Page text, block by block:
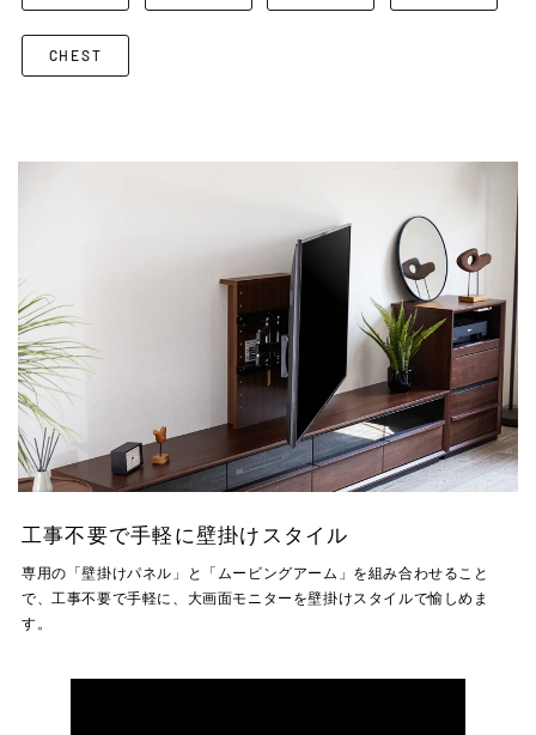
CHEST
工事不要で手軽に壁掛けスタイル
専用の「壁掛けパネル」と「ムービングアーム」を組み合わせること
で、工事不要で手軽に、大画面モニターを壁掛けスタイルで愉しめま
す。